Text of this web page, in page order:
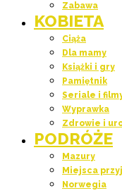
Zabawa
KOBIETA
Ciąża
Dla mamy
Książki i gry
Pamiętnik
Seriale i
Wyprawka
Zdrowie i
PODRÓŻE
Mazury
Miejsca
Norwegia